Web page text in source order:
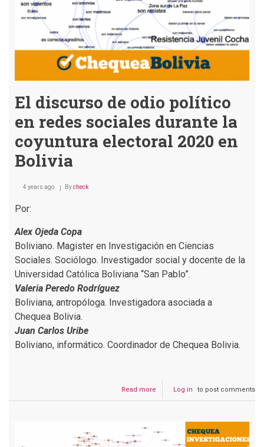
El discurso de odio político
en redes sociales durante la
coyuntura electoral 2020 en
Bolivia
4 years ago Bycheck
Por:
Alex Ojeda Copa
Boliviano. Magister en Investigación en Ciencias
Sociales. Sociólogo. Investigador social y docente de la
Universidad Católica Boliviana “San Pablo”.
Valeria Peredo Rodríguez
Boliviana, antropóloga. Investigadora asociada a
Chequea Bolivia.
Juan Carlos Uribe
Boliviano, informático. Coordinador de Chequea Bolivia.
Read more
El
político
Log in to post comments